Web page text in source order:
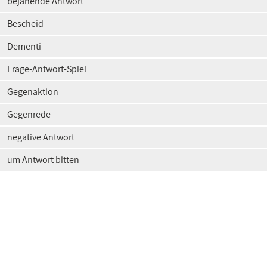
Bescheid
Dementi
Frage-Antwort-Spiel
Gegenaktion
Gegenrede
negative Antwort
um Antwort bitten